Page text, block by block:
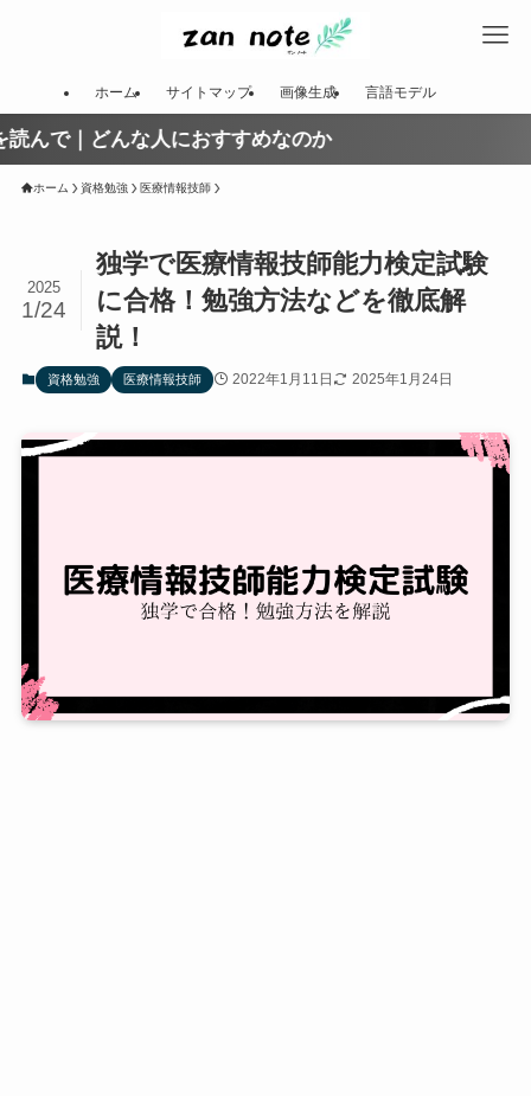
ホーム サイトマップ 画像生成 言語モデル
んな人におすすめなのか
ホーム 資格勉強 医療情報技師
独学で医療情報技師能力検定試験
に合格！勉強方法などを徹底解
説！
2025
1/24
資格勉強 医療情報技師 2022年1月11日 2025年1月24日